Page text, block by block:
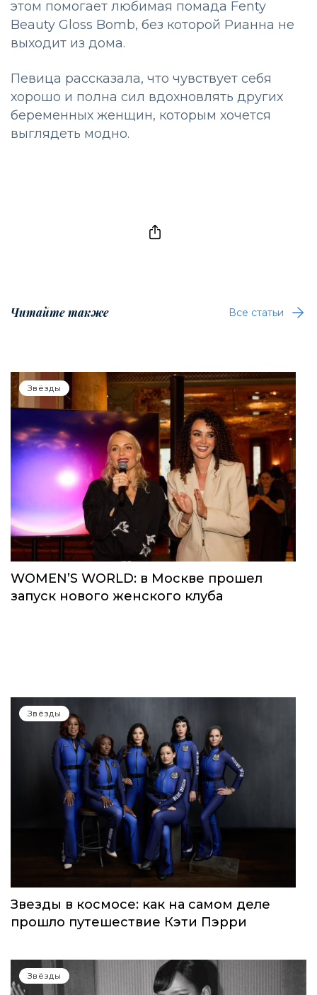
этом помогает любимая помада Fenty
Beauty Gloss Bomb, без которой Рианна не
выходит из дома.
Певица рассказала, что чувствует себя
хорошо и полна сил вдохновлять других
беременных женщин, которым хочется
выглядеть модно.
Читайте также Все статьи
Звёзды
WOMEN’S WORLD: в Москве прошел
запуск нового женского клуба
Звёзды